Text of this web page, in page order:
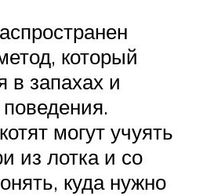
который
в запахах и
могут учуять
из лотка и со
куда нужно